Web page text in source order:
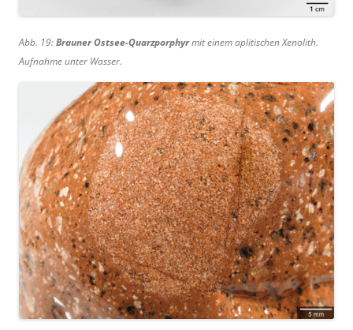
Abb. 19:Brauner Ostsee-Quarzporphyrmit einem aplitischen Xenolith.
Aufnahme unter Wasser.